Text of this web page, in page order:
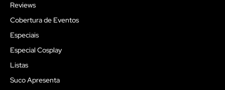
Reviews
Cobertura de Eventos
Especiais
Especial Cosplay
Listas
Suco Apresenta